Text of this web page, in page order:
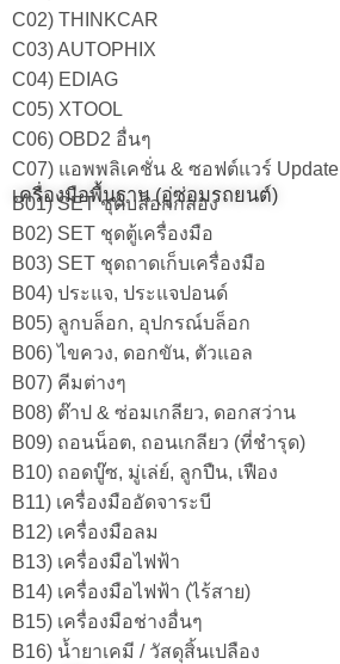
C02) THINKCAR
C03) AUTOPHIX
C04) EDIAG
C05) XTOOL
C06) OBD2 อื่นๆ
C07) แอพพลิเคชั่น & ซอฟต์แวร์ Update
เครื่องมือพื้นฐาน (อู่ซ่อมรถยนต์)
B01) SET ชุดบล็อกกล่อง
B02) SET ชุดตู้เครื่องมือ
B03) SET ชุดถาดเก็บเครื่องมือ
B04) ประแจ, ประแจปอนด์
B05) ลูกบล็อก, อุปกรณ์บล็อก
B06) ไขควง, ดอกขัน, ตัวแอล
B07) คีมต่างๆ
B08) ต๊าป & ซ่อมเกลียว, ดอกสว่าน
B09) ถอนน็อต, ถอนเกลียว (ที่ชำรุด)
B10) ถอดบู๊ซ, มู่เล่ย์, ลูกปืน, เฟือง
B11) เครื่องมืออัดจาระบี
B12) เครื่องมือลม
B13) เครื่องมือไฟฟ้า
B14) เครื่องมือไฟฟ้า (ไร้สาย)
B15) เครื่องมือช่างอื่นๆ
B16) น้ำยาเคมี / วัสดุสิ้นเปลือง